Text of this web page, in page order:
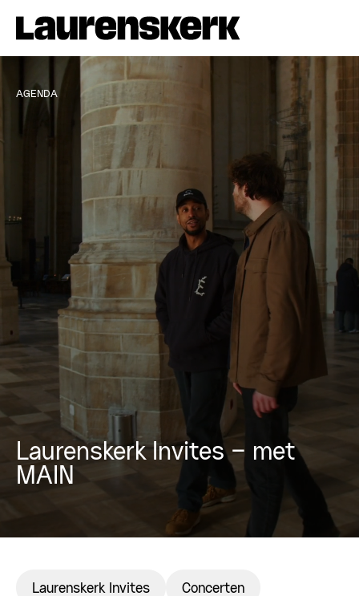
AGENDA
Laurenskerk Invites – met
MAIN
Laurenskerk Invites Concerten